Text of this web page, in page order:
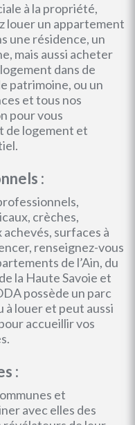
à la propriété,
louer un appartement
une résidence, un
mais aussi acheter
dans de
patrimoine, ou un
et tous nos
pour vous
de logement et
:
crèches,
surfaces à
renseignez-vous
de l’Ain, du
la Haute Savoie et
possède un parc
à louer et peut aussi
accueillir vos
:
et
avec elles des